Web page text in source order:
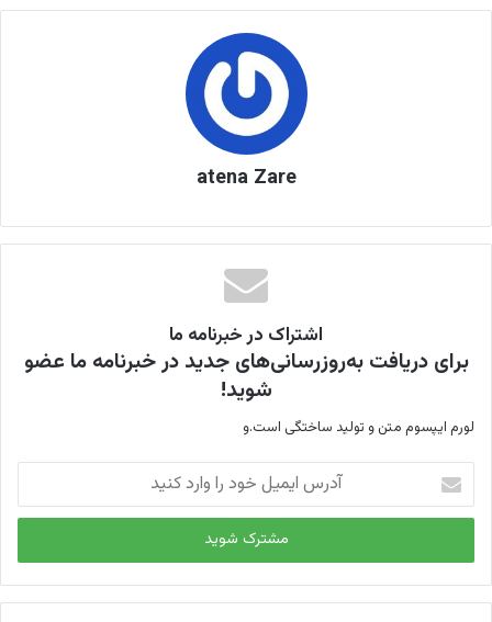
atena Zare
اشتراک در خبرنامه ما
برای دریافت به‌روزرسانی‌های جدید در خبرنامه ما عضو
شوید!
لورم ایپسوم متن و تولید ساختگی است.و
ر
ا
ی